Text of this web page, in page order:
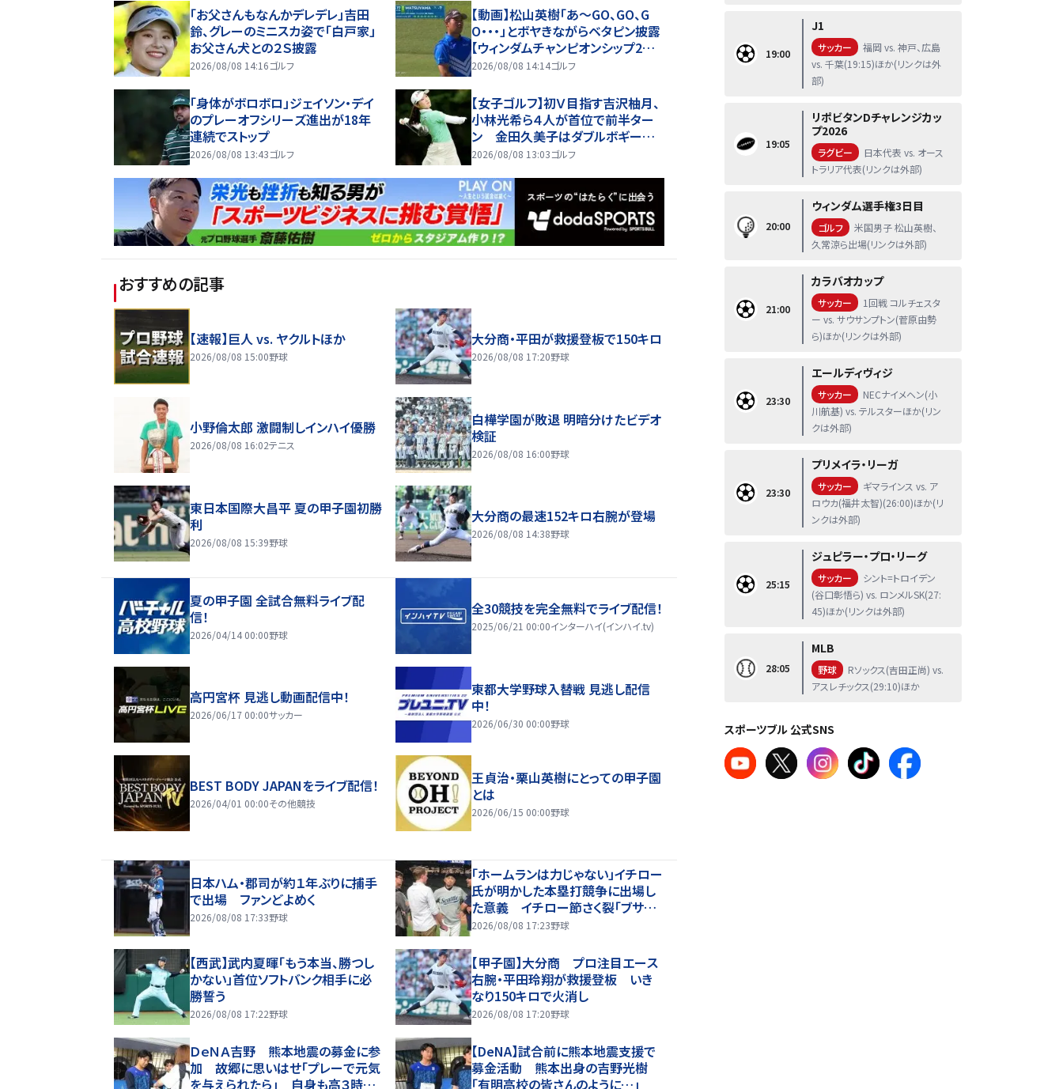
「お父さんもなんかデレデレ」吉田
鈴、グレーのミニスカ姿で「白戸家」
お父さん犬との２Ｓ披露
2026/08/08 14:16ゴルフ
【動画】松山英樹「あ〜GO、GO、G
O・・・」とボヤきながらベタピン披露
【ウィンダムチャンピオンシップ2日
目ハイライト】
2026/08/08 14:14ゴルフ
「身体がボロボロ」ジェイソン・デイ
のプレーオフシリーズ進出が18年
連続でストップ
2026/08/08 13:43ゴルフ
【女子ゴルフ】初Ｖ目指す吉沢柚月、
小林光希ら４人が首位で前半ター
ン 金田久美子はダブルボギーで
後退
2026/08/08 13:03ゴルフ
おすすめの記事
【速報】巨人 vs. ヤクルトほか
2026/08/08 15:00野球
大分商・平田が救援登板で150キロ
2026/08/08 17:20野球
小野倫太郎 激闘制しインハイ優勝
2026/08/08 16:02テニス
白樺学園が敗退 明暗分けたビデオ
検証
2026/08/08 16:00野球
東日本国際大昌平 夏の甲子園初勝
利
2026/08/08 15:39野球
大分商の最速152キロ右腕が登場
2026/08/08 14:38野球
夏の甲子園 全試合無料ライブ配
信！
2026/04/14 00:00野球
全30競技を完全無料でライブ配信！
2025/06/21 00:00インターハイ(インハイ.tv)
高円宮杯 見逃し動画配信中！
2026/06/17 00:00サッカー
東都大学野球入替戦 見逃し配信
中！
2026/06/30 00:00野球
BEST BODY JAPANをライブ配信！
2026/04/01 00:00その他競技
王貞治・栗山英樹にとっての甲子園
とは
2026/06/15 00:00野球
日本ハム・郡司が約１年ぶりに捕手
で出場 ファンどよめく
2026/08/08 17:33野球
「ホームランは力じゃない」イチロー
氏が明かした本塁打競争に出場し
た意義 イチロー節さく裂「ブサイ
クなホームランじゃダメ」
2026/08/08 17:23野球
【西武】武内夏暉「もう本当、勝つし
かない」首位ソフトバンク相手に必
勝誓う
2026/08/08 17:22野球
【甲子園】大分商 プロ注目エース
右腕・平田玲翔が救援登板 いき
なり150キロで火消し
2026/08/08 17:20野球
ＤｅＮＡ吉野 熊本地震の募金に参
加 故郷に思いはせ「プレーで元気
を与えられたら」 自身も高３時の
【DeNA】試合前に熊本地震支援で
募金活動 熊本出身の吉野光樹
「有明高校の皆さんのように…」
19:00
J1
サッカー
福岡 vs. 神戸、広島
vs. 千葉(19:15)ほか(リンクは外
部)
19:05
リポビタンDチャレンジカッ
プ2026
ラグビー
日本代表 vs. オース
トラリア代表(リンクは外部)
20:00
ウィンダム選手権3日目
ゴルフ
米国男子 松山英樹、
久常涼ら出場(リンクは外部)
21:00
カラバオカップ
サッカー
1回戦 コルチェスタ
ー vs. サウサンプトン(菅原由勢
ら)ほか(リンクは外部)
23:30
エールディヴィジ
サッカー
NECナイメヘン(小
川航基) vs. テルスターほか(リン
クは外部)
23:30
プリメイラ・リーガ
サッカー
ギマラインス vs. ア
ロウカ(福井太智)(26:00)ほか(リ
ンクは外部)
25:15
ジュピラー・プロ・リーグ
サッカー
シント=トロイデン
(谷口彰悟ら) vs. ロンメルSK(27:
45)ほか(リンクは外部)
28:05
MLB
野球
Rソックス(吉田正尚) vs.
アスレチックス(29:10)ほか
スポーツブル 公式SNS